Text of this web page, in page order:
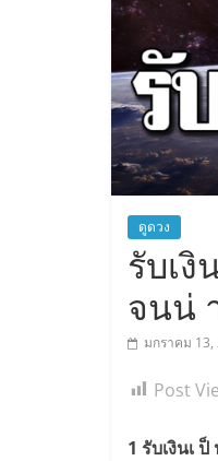
ดูดวง
รับเงิ
จนน่
มกราคม 13,
Post
1 รับเงินเ